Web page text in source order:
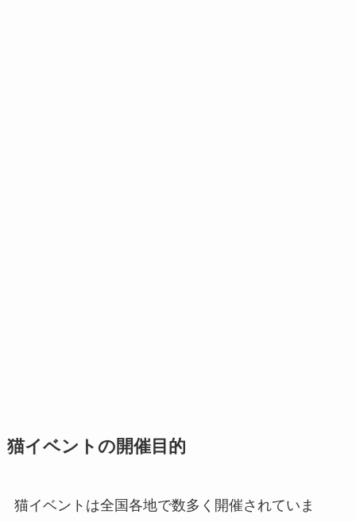
猫イベントの開催目的
猫イベントは全国各地で数多く開催されていま